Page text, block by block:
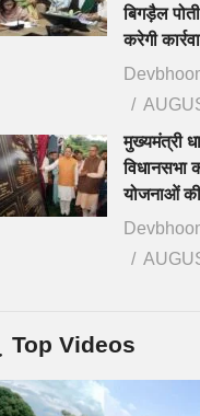
बिगड़ैल
करेगी
मुख्यमंत्री
विधानसभा
योजनाओं
Top Videos